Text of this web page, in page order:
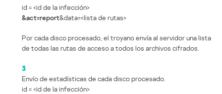
id = <id de la infección>
&act=report&data=<lista de rutas>
Por cada disco procesado, el troyano envía al servidor una lista
de todas las rutas de acceso a todos los archivos cifrados.
3
Envío de estadísticas de cada disco procesado.
id = <id de la infección>